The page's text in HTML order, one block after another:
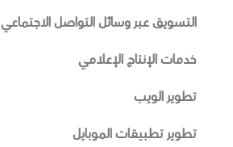
التسويق عبر وسائل التواصل الاجتماعي
خدمات الإنتاج الإعلامي
تطوير الويب
تطوير تطبيقات الموبايل